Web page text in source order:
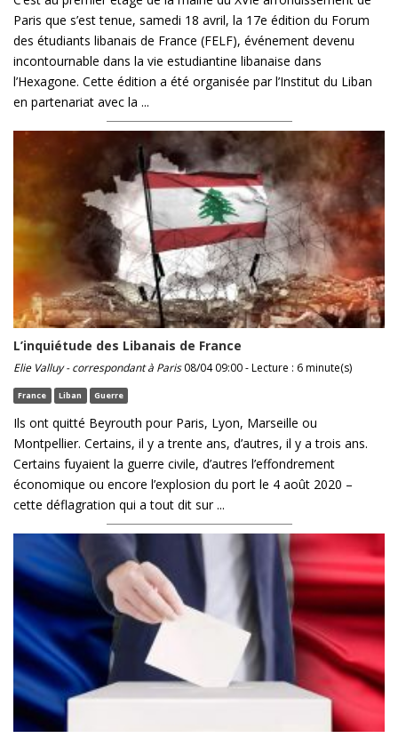
Paris que s’est tenue, samedi 18 avril, la 17e édition du Forum
des étudiants libanais de France (FELF), événement devenu
incontournable dans la vie estudiantine libanaise dans
l’Hexagone. Cette édition a été organisée par l’Institut du Liban
en partenariat avec la ...
L’inquiétude des Libanais de France
Elie Valluy - correspondant à Paris08/04 09:00 - Lecture : 6 minute(s)
France Liban Guerre
Ils ont quitté Beyrouth pour Paris, Lyon, Marseille ou
Montpellier. Certains, il y a trente ans, d’autres, il y a trois ans.
Certains fuyaient la guerre civile, d’autres l’effondrement
économique ou encore l’explosion du port le 4 août 2020 –
cette déflagration qui a tout dit sur ...